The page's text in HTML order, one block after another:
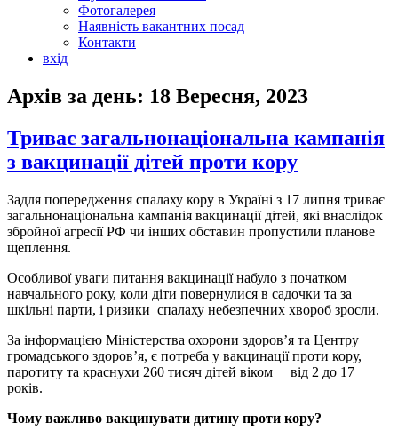
Фотогалерея
Наявність вакантних посад
Контакти
вхід
Архів за день: 18 Вересня, 2023
Триває загальнонаціональна кампанія
з вакцинації дітей проти кору
Задля попередження спалаху кору в Україні з 17 липня триває
загальнонаціональна кампанія вакцинації дітей, які внаслідок
збройної агресії РФ чи інших обставин пропустили планове
щеплення.
Особливої уваги питання вакцинації набуло з початком
навчального року, коли діти повернулися в садочки та за
шкільні парти, і ризики спалаху небезпечних хвороб зросли.
За інформацією Міністерства охорони здоров’я та Центру
громадського здоров’я, є потреба у вакцинації проти кору,
паротиту та краснухи 260 тисяч дітей віком від 2 до 17
років.
Чому важливо вакцинувати дитину проти кору?